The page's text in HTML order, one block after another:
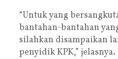
“Untuk yang
bantahan-bantahan
silahkan disampaikan
penyidik KPK,” jelasnya.